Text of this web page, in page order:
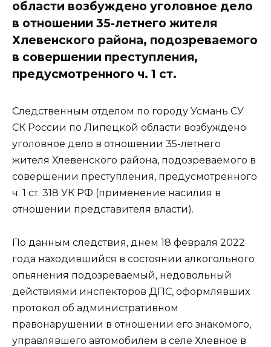
области возбуждено уголовное дело
в отношении 35-летнего жителя
Хлевенского района, подозреваемого
в совершении преступления,
предусмотренного ч. 1 ст.
Следственным отделом по городу Усмань СУ
СК России по Липецкой области возбуждено
уголовное дело в отношении 35-летнего
жителя Хлевенского района, подозреваемого в
совершении преступления, предусмотренного
ч. 1 ст. 318 УК РФ (применение насилия в
отношении представителя власти).
По данным следствия, днем 18 февраля 2022
года находившийся в состоянии алкогольного
опьянения подозреваемый, недовольный
действиями инспекторов ДПС, оформлявших
протокол об административном
правонарушении в отношении его знакомого,
управлявшего автомобилем в селе Хлевное в